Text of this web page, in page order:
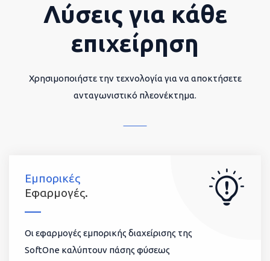
Λύσεις για κάθε
επιχείρηση
Χρησιμοποιήστε την τεχνολογία για να αποκτήσετε
ανταγωνιστικό πλεονέκτημα.
Εμπορικές
Εφαρμογές.
Οι εφαρμογές εμπορικής διαχείρισης της
SoftOne καλύπτουν πάσης φύσεως